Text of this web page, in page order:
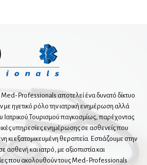
Med-Professionals αποτελεί ένα δυνατό δίκτυο
με ηγετικό ρόλο την ιατρική ενημέρωση αλλά
Ιατρικού Τουρισμού παγκοσμίως, παρέχοντας
υπηρεσίες ενημέρωσης σε ασθενείς που
κι εξατομικευμένη θεραπεία. Εστιάζουμε στην
ασθενή και ιατρό, με αξιοπιστία και
που ακολουθούν τους Med-Professionals